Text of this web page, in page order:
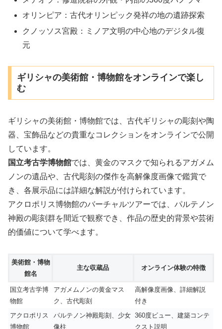
オリンピア：古代オリンピック発祥の地の遺跡探索
クノッソス宮殿：ミノア文明の中心地のデジタル復
元
ギリシャの美術館・博物館をオンラインで楽し
む
ギリシャの美術館・博物館では、古代ギリシャの彫刻や陶
器、宝飾品などの貴重なコレクションをオンラインで公開
しています。
国立考古学博物館では、黄金のマスクで知られるアガメム
ノンの遺品や、古代彫刻の傑作を高解像度画像で鑑賞で
き、各展示品には詳細な解説が付けられています。
アクロポリス博物館のバーチャルツアーでは、パルテノン
神殿の彫刻群を間近で観察でき、作品の歴史的背景や芸術
的価値について学べます。
美術館・博物
館名
主な収蔵品 オンライン体験の特徴
国立考古学博
物館
アガメムノンの黄金マス
ク、古代彫刻
高解像度画像、詳細解説
付き
アクロポリス
博物館
パルテノン神殿彫刻、少女
像柱
360度ビュー、建築コンテ
クスト説明